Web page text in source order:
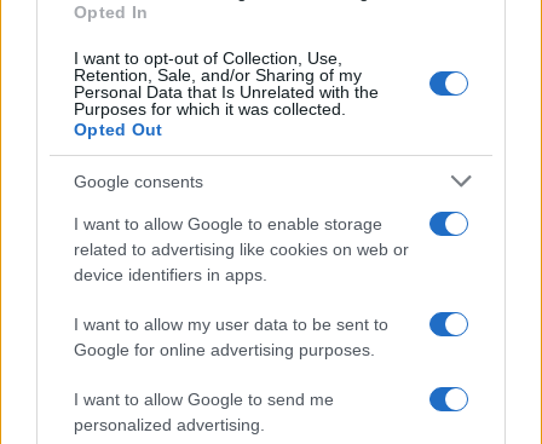
Opted In
I want to opt-out of Collection, Use,
Retention, Sale, and/or Sharing of my
Personal Data that Is Unrelated with the
Purposes for which it was collected.
Opted Out
Google consents
I want to allow Google to enable storage
related to advertising like cookies on web or
device identifiers in apps.
I want to allow my user data to be sent to
Google for online advertising purposes.
I want to allow Google to send me
personalized advertising.
Guía completa para la inspección técnica
de vehículos clásicos y veteranos
Conoce todo lo necesario sobre la ITV en…
AUTOMOVIL